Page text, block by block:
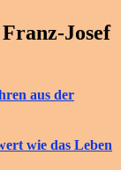
Josef
aus der
wie das Leben